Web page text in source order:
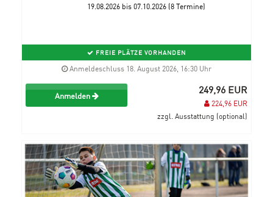
19.08.2026 bis 07.10.2026 (8 Termine)
FREIE PLÄTZE VORHANDEN
Anmeldeschluss 18. August 2026, 16:30 Uhr
Anmelden 249,96 EUR
224,96 EUR
zzgl. Ausstattung (optional)